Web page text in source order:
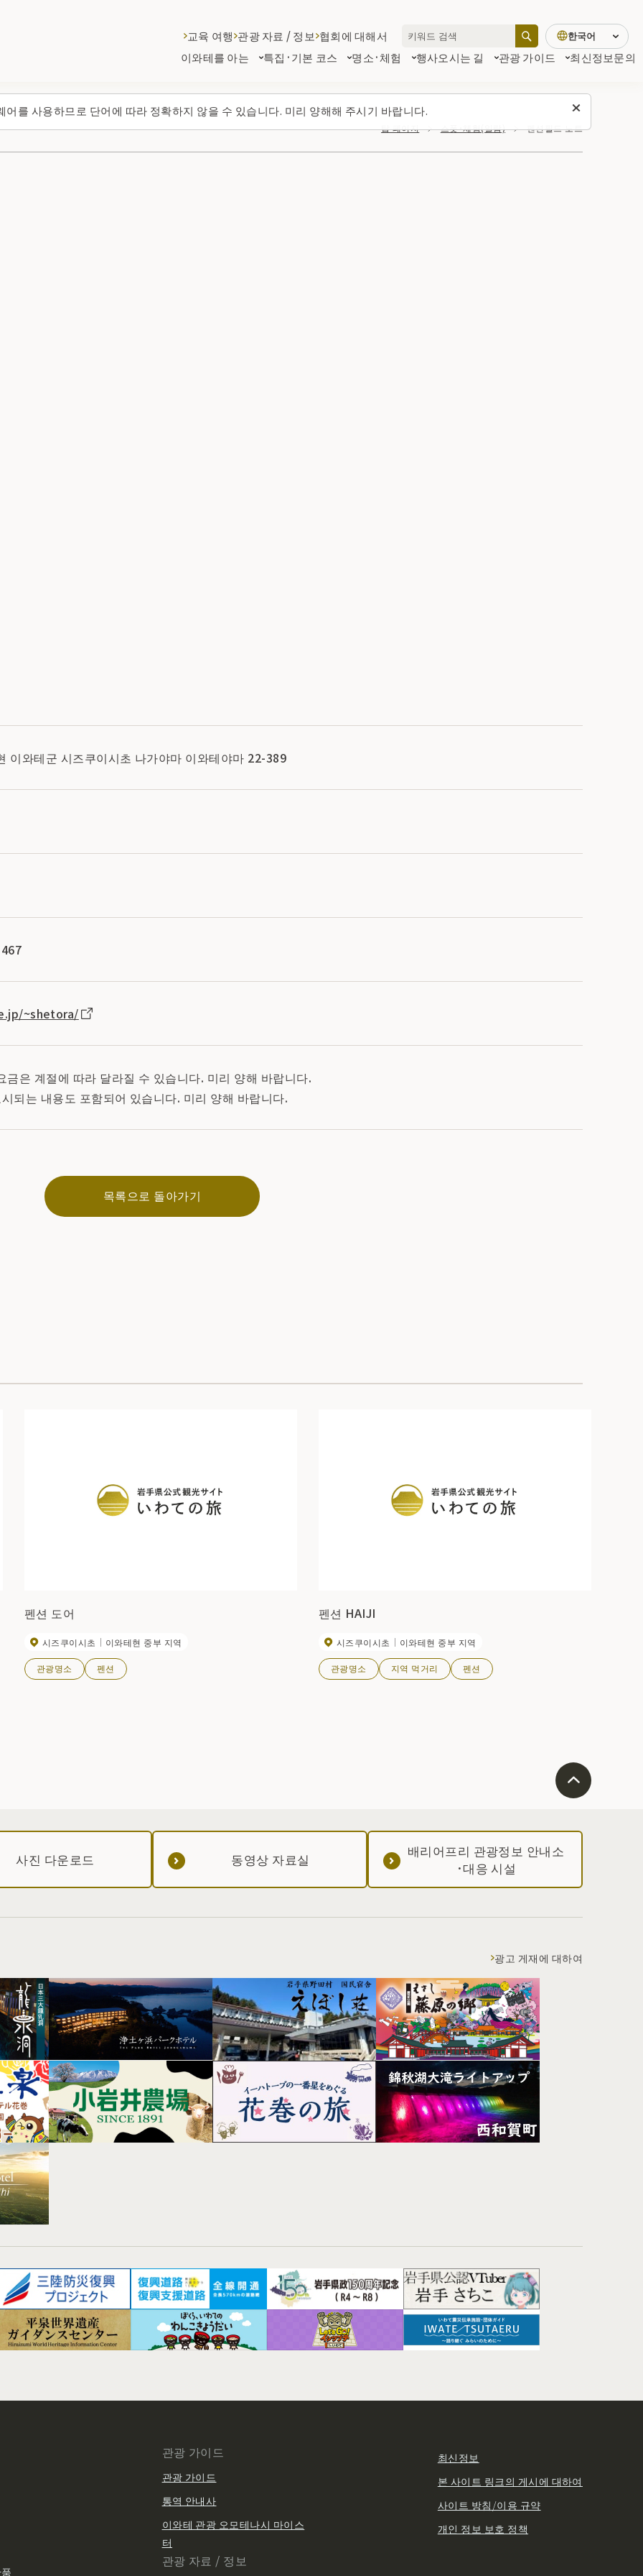
어를 사용하므로 단어에 따라 정확하지 않을 수 있습니다. 미리 양해해 주시기 바랍니다.
이와테를 아는 특집·기본 코스 명소·체험 행사오시는 길 관광 가이드 최신정보문의
교육 여행 관광 자료 / 정보 협회에 대해서 한국어
탑 페이지 스폿・체험(일람) 펜션필드 노트
이와테군 시즈쿠이시초 나가야마 이와테야마 22-389
~shetora/
은 계절에 따라 달라질 수 있습니다. 미리 양해 바랍니다.
되는 내용도 포함되어 있습니다. 미리 양해 바랍니다.
목록으로 돌아가기
펜션 도어
시즈쿠이시초 이와테현 중부 지역
관광명소 펜션
펜션 HAIJI
시즈쿠이시초 이와테현 중부 지역
관광명소 지역 먹거리 펜션
사진 다운로드 동영상 자료실
배리어프리 관광정보 안내소
·대응 시설
광고 게재에 대하여
관광 가이드
관광 가이드
통역 안내사
이와테 관광 오모테나시 마이스
터
관광 자료 / 정보
최신정보
본 사이트 링크의 게시에 대하여
사이트 방침/이용 규약
개인 정보 보호 정책